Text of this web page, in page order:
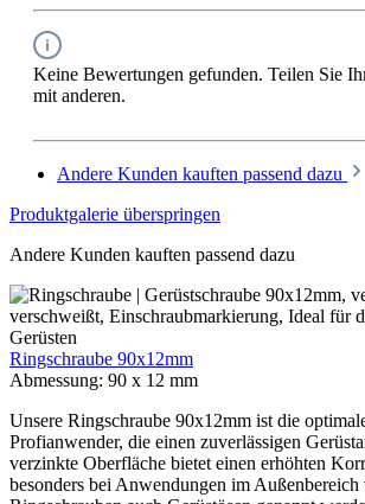
Keine Bewertungen gefunden. Teilen Sie
mit anderen.
Andere Kunden kauften passend dazu
Produktgalerie überspringen
Andere Kunden kauften passend dazu
Ringschraube 90x12mm
Abmessung: 90 x 12 mm
Unsere Ringschraube 90x12mm ist die
Profianwender, die einen zuverlässigen
verzinkte Oberfläche bietet einen erhöhten
besonders bei Anwendungen im